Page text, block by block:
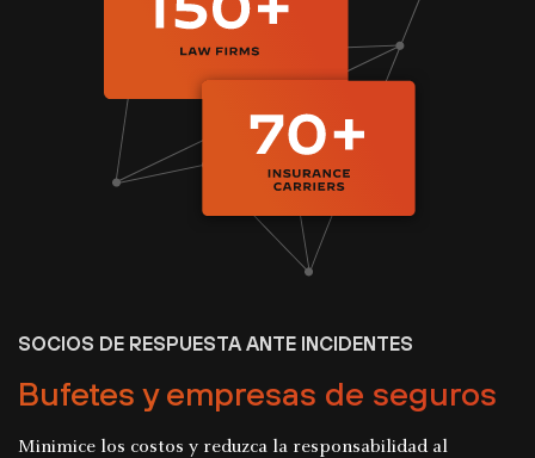
SOCIOS DE RESPUESTA ANTE INCIDENTES
Bufetes y empresas de seguros
Minimice los costos y reduzca la responsabilidad al